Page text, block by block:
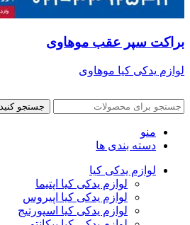
براکت سپر عقب موهاوی
لوازم یدکی کیا موهاوی
جستجو کنید
منو
دسته بندی ها
لوازم یدکی کیا
لوازم یدکی کیا اپتیما
لوازم یدکی کیا اپیروس
لوازم یدکی کیا اسپورتیج